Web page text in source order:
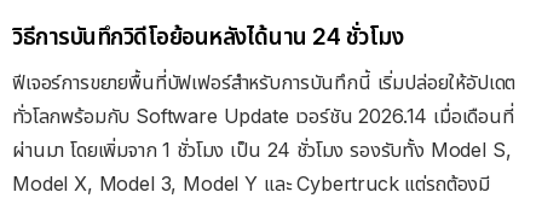
วิธีการบันทึกวิดีโอย้อนหลังได้นาน 24 ชั่วโมง
ฟีเจอร์การขยายพื้นที่บัฟเฟอร์สำหรับการบันทึกนี้ เริ่มปล่อยให้อัปเดต
ทั่วโลกพร้อมกับ Software Update เวอร์ชัน 2026.14 เมื่อเดือนที่
ผ่านมา โดยเพิ่มจาก 1 ชั่วโมง เป็น 24 ชั่วโมง รองรับทั้ง Model S,
Model X, Model 3, Model Y และ Cybertruck แต่รถต้องมี